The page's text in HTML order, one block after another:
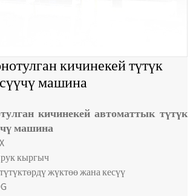
кичинекей түтүк
машина
кичинекей автоматтык түтүк
машина
кыргыч
жүктөө жана кесүү